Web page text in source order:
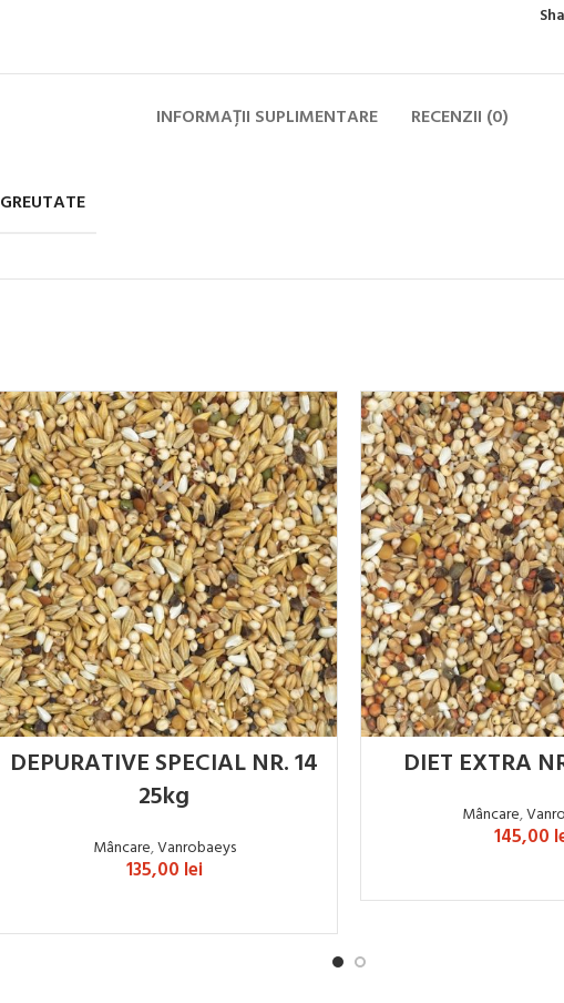
INFORMAȚII SUPLIMENTARE RECENZII (0)
GREUTATE
DEPURATIVE SPECIAL NR. 14
25kg
Mâncare,Vanrobaeys
135,00 lei
DIET EXTRA
Mâncare,
145,00